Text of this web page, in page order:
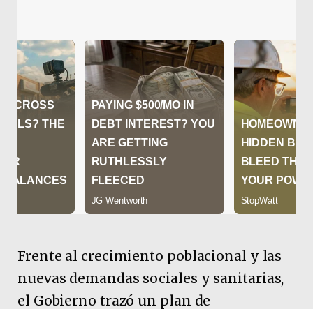
Frente al crecimiento poblacional y las
nuevas demandas sociales y sanitarias,
el Gobierno trazó un plan de